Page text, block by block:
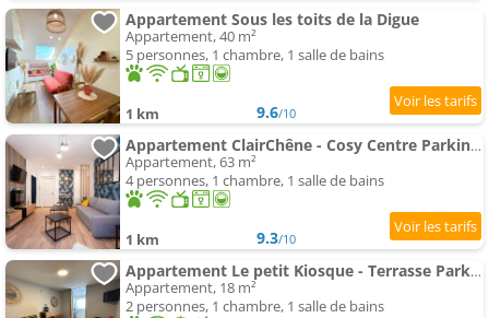
Appartement Sous les toits de la Digue
Appartement, 40 m²
5 personnes, 1 chambre, 1 salle de bains
1 km 9.6/10
Appartement ClairChêne - Cosy Centre Parking Spacieux Familial
Appartement, 63 m²
4 personnes, 1 chambre, 1 salle de bains
1 km 9.3/10
Appartement Le petit Kiosque - Terrasse Parking & Local vélo
Appartement, 18 m²
2 personnes, 1 chambre, 1 salle de bains